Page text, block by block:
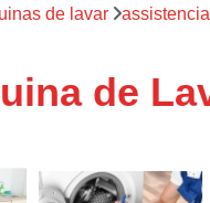
técnica de
técnicas de
fogão
técnicas de
de lavar
de